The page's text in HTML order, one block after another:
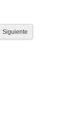
Siguiente